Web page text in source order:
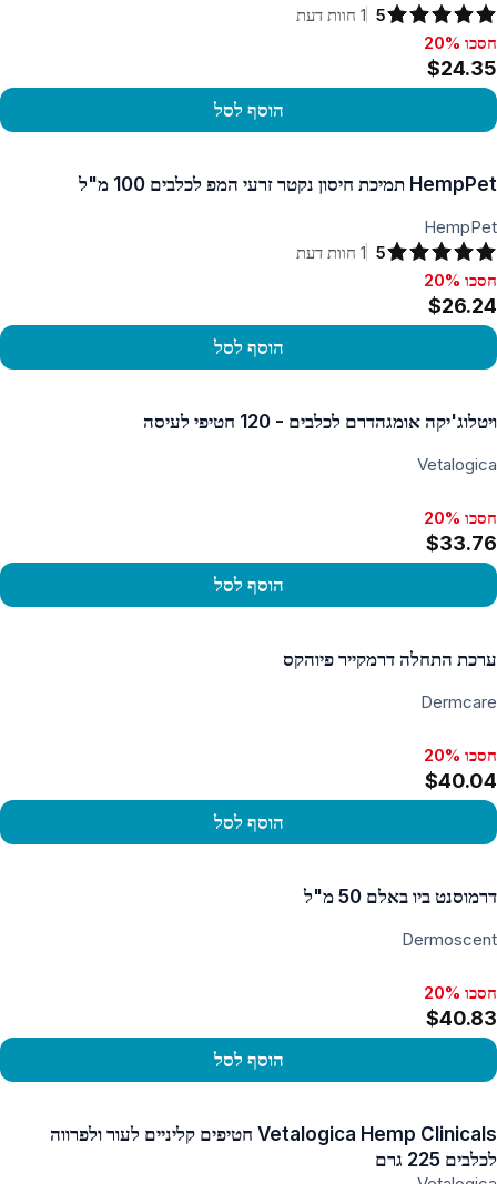
5
1 חוות דעת
חסכו 20%, $24.35
חסכו 20%
$24.35
הוסף לסל
HempPet תמיכת חיסון נקטר זרעי המפ לכלבים 100 מ"ל
HempPet
5
1 חוות דעת
חסכו 20%, $26.24
חסכו 20%
$26.24
הוסף לסל
ויטלוג'יקה אומגהדרם לכלבים - 120 חטיפי לעיסה
Vetalogica
חסכו 20%
$33.76
הוסף לסל
ערכת התחלה דרמקייר פיוהקס
Dermcare
חסכו 20%
$40.04
הוסף לסל
דרמוסנט ביו באלם 50 מ"ל
Dermoscent
חסכו 20%
$40.83
הוסף לסל
Vetalogica Hemp Clinicals חטיפים קליניים לעור ולפרווה
לכלבים 225 גרם